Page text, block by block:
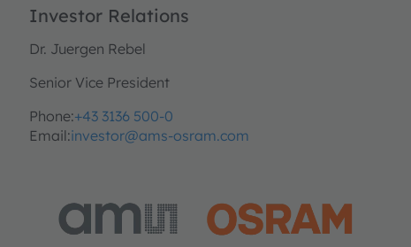
Investor Relations
Dr. Juergen Rebel
Senior Vice President
Phone:+43 3136 500-0
Email:investor@ams-osram.com